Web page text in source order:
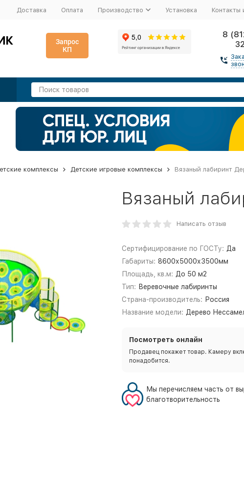
Доставка Оплата Производство Установка Контакты
Запрос
КП
8
комплексы Детские игровые комплексы Вязаный лабиринт
Вязаный
Написать отзыв
Сертифицирование по ГОСТу: Да
Габариты: 8600х5000х3500мм
Площадь, кв.м: До 50 м2
Тип: Веревочные лабиринты
Страна-производитель: Россия
Название модели: Дерево
Посмотреть онлайн
Продавец покажет товар. Камеру
понадобится.
Мы перечисляем часть от
благотворительность